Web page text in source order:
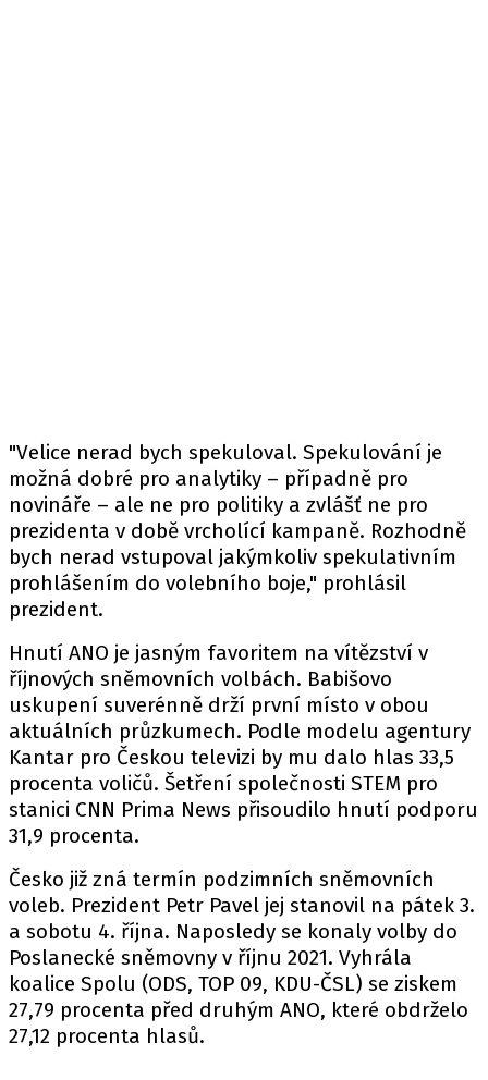
"Velice nerad bych spekuloval. Spekulování je
možná dobré pro analytiky – případně pro
novináře – ale ne pro politiky a zvlášť ne pro
prezidenta v době vrcholící kampaně. Rozhodně
bych nerad vstupoval jakýmkoliv spekulativním
prohlášením do volebního boje," prohlásil
prezident.
Hnutí ANO je jasným favoritem na vítězství v
říjnových sněmovních volbách. Babišovo
uskupení suverénně drží první místo v obou
aktuálních průzkumech. Podle modelu agentury
Kantar pro Českou televizi by mu dalo hlas 33,5
procenta voličů. Šetření společnosti STEM pro
stanici CNN Prima News přisoudilo hnutí podporu
31,9 procenta.
Česko již zná termín podzimních sněmovních
voleb. Prezident Petr Pavel jej stanovil na pátek 3.
a sobotu 4. října. Naposledy se konaly volby do
Poslanecké sněmovny v říjnu 2021. Vyhrála
koalice Spolu (ODS, TOP 09, KDU-ČSL) se ziskem
27,79 procenta před druhým ANO, které obdrželo
27,12 procenta hlasů.